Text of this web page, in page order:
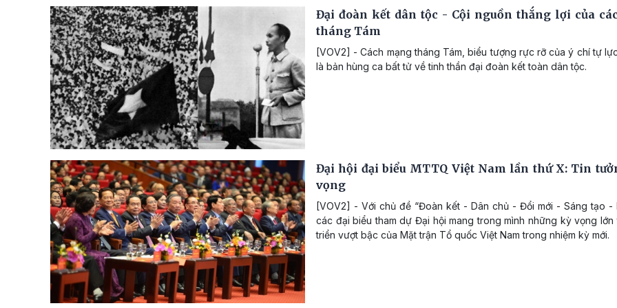
Đại đoàn kết dân tộc - Cội nguồn thắng lợi của
tháng Tám
[VOV2] - Cách mạng tháng Tám, biểu tượng rực rỡ của ý chí tự
là bản hùng ca bất tử về tinh thần đại đoàn kết toàn dân tộc.
Đại hội đại biểu MTTQ Việt Nam lần thứ X: Tin
vọng
[VOV2] - Với chủ đề “Đoàn kết - Dân chủ - Đổi mới - Sáng tạo -
các đại biểu tham dự Đại hội mang trong mình những kỳ vọng lớn
triển vượt bậc của Mặt trận Tổ quốc Việt Nam trong nhiệm kỳ mới.